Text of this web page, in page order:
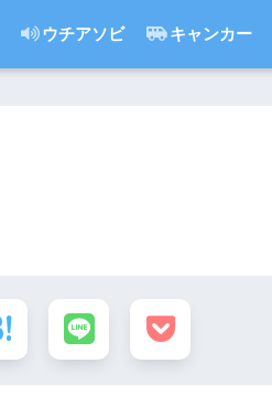
ウチアソビ キャンカー